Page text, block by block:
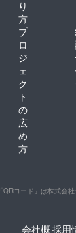
り
方
プ
ロ
ジ
ェ
ク
ト
の
広
め
方
「QRコード」は株式会
会社概採用